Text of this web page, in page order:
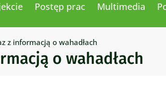
Postęp prac Multimedia
z informacją o wahadłach
o wahadłach